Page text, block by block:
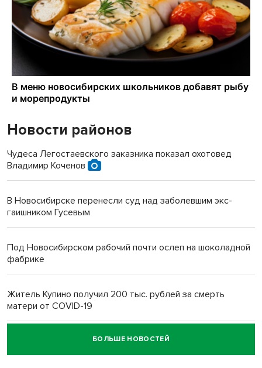
Новости районов
Чудеса Легостаевского заказника показал охотовед
Владимир Коченов
В Новосибирске перенесли суд над заболевшим экс-
гаишником Гусевым
Под Новосибирском рабочий почти ослеп на шоколадной
фабрике
Житель Купино получил 200 тыс. рублей за смерть
матери от COVID-19
Новосибирский суд наказал водителя за смерть
пенсионерки на вокзале
БОЛЬШЕ НОВОСТЕЙ